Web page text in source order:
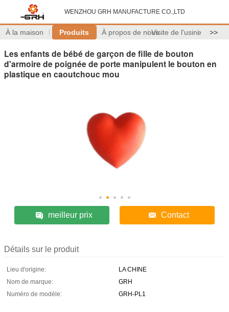
WENZHOU GRH MANUFACTURE CO.,LTD
À la maison Produits À propos de nousVisite de l'usine >>
Les enfants de bébé de garçon de fille de bouton
d'armoire de poignée de porte manipulent le bouton en
plastique en caoutchouc mou
meilleur prix Contact
Détails sur le produit
Lieu d'origine:
LA CHINE
Nom de marque:
GRH
Numéro de modèle:
GRH-PL1